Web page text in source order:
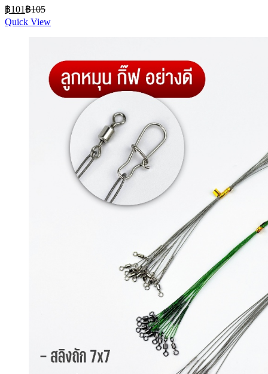
฿101 Current
price
is:
฿105
was:
Quick View